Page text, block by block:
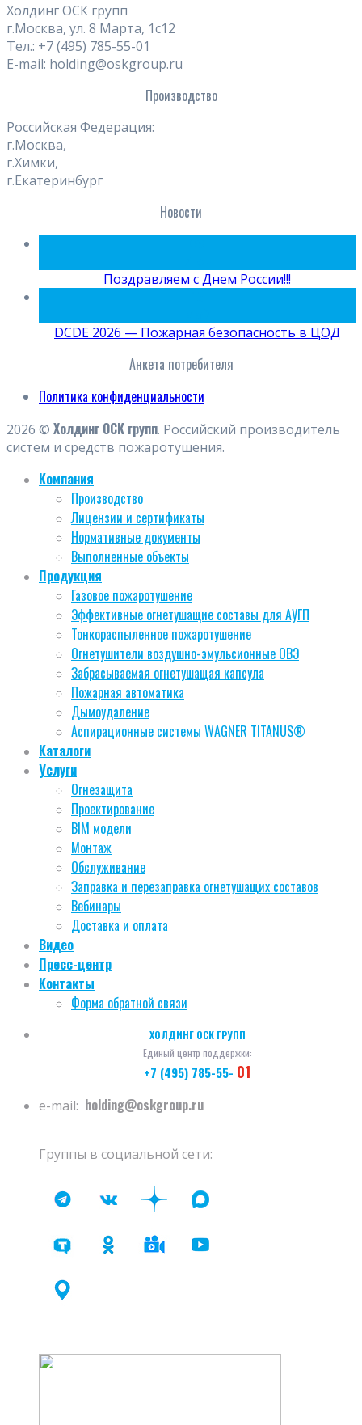
Холдинг ОСК групп
г.Москва, ул. 8 Марта, 1с12
Тел.: +7 (495) 785-55-01
E-mail: holding@oskgroup.ru
Производство
Российская Федерация:
г.Москва,
г.Химки,
г.Екатеринбург
Новости
Поздравляем с Днем России!!!
DCDE 2026 — Пожарная безопасность в ЦОД
Анкета потребителя
Политика конфиденциальности
2026 © Холдинг ОСК групп. Российский производитель
систем и средств пожаротушения.
Компания
Производство
Лицензии и сертификаты
Нормативные документы
Выполненные объекты
Продукция
Газовое пожаротушение
Эффективные огнетушащие составы для АУГП
Тонкораспыленное пожаротушение
Огнетушители воздушно-эмульсионные ОВЭ
Забрасываемая огнетушащая капсула
Пожарная автоматика
Дымоудаление
Аспирационные системы WAGNER TITANUS®
Каталоги
Услуги
Огнезащита
Проектирование
BIM модели
Монтаж
Обслуживание
Заправка и перезаправка огнетушащих составов
Вебинары
Доставка и оплата
Видео
Пресс-центр
Контакты
Форма обратной связи
ХОЛДИНГ ОСК ГРУПП
Единый центр поддержки:
+7 (495) 785-55- 01
e-mail: holding@oskgroup.ru
Группы в социальной сети: